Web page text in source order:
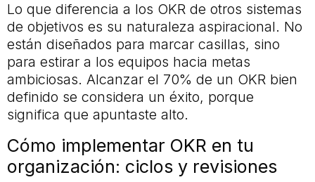
Lo que diferencia a los OKR de otros sistemas
de objetivos es su naturaleza aspiracional. No
están diseñados para marcar casillas, sino
para estirar a los equipos hacia metas
ambiciosas. Alcanzar el 70% de un OKR bien
definido se considera un éxito, porque
significa que apuntaste alto.
Cómo implementar OKR en tu
organización: ciclos y revisiones